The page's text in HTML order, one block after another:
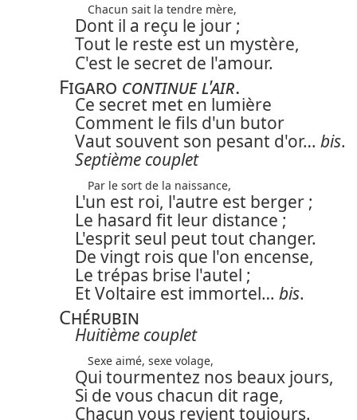
Chacun sait la tendre mère,
Dont il a reçu le jour ;
Tout le reste est un mystère,
C'est le secret de l'amour.
Figaro continue l'air.
Ce secret met en lumière
Comment le fils d'un butor
Vaut souvent son pesant d'or… bis.
Septième couplet
Par le sort de la naissance,
L'un est roi, l'autre est berger ;
Le hasard fit leur distance ;
L'esprit seul peut tout changer.
De vingt rois que l'on encense,
Le trépas brise l'autel ;
Et Voltaire est immortel… bis.
Chérubin
Huitième couplet
Sexe aimé, sexe volage,
Qui tourmentez nos beaux jours,
Si de vous chacun dit rage,
Chacun vous revient toujours.